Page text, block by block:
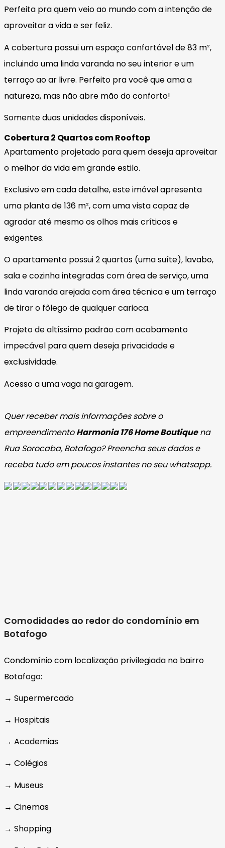
Perfeita pra quem veio ao mundo com a intenção de
aproveitar a vida e ser feliz.
A cobertura possui um espaço confortável de 83 m²,
incluindo uma linda varanda no seu interior e um
terraço ao ar livre. Perfeito pra você que ama a
natureza, mas não abre mão do conforto!
Somente duas unidades disponíveis.
Cobertura 2 Quartos com Rooftop
Apartamento projetado para quem deseja aproveitar
o melhor da vida em grande estilo.
Exclusivo em cada detalhe, este imóvel apresenta
uma planta de 136 m², com uma vista capaz de
agradar até mesmo os olhos mais críticos e
exigentes.
O apartamento possui 2 quartos (uma suíte), lavabo,
sala e cozinha integradas com área de serviço, uma
linda varanda arejada com área técnica e um terraço
de tirar o fôlego de qualquer carioca.
Projeto de altíssimo padrão com acabamento
impecável para quem deseja privacidade e
exclusividade.
Acesso a uma vaga na garagem.
Quer receber mais informações sobre o
empreendimentoHarmonia 176 Home Boutiquena
Rua Sorocaba, Botafogo? Preencha seus dados e
receba tudo em poucos instantes no seu whatsapp.
Comodidades ao redor do condomínio em
Botafogo
Condomínio com localização privilegiada no bairro
Botafogo:
→ Supermercado
→ Hospitais
→ Academias
→ Colégios
→ Museus
→ Cinemas
→ Shopping